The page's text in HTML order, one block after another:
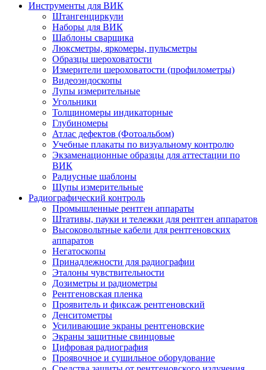
Инструменты для ВИК
Штангенциркули
Наборы для ВИК
Шаблоны сварщика
Люксметры, яркомеры, пульсметры
Образцы шероховатости
Измерители шероховатости (профилометры)
Видеоэндоскопы
Лупы измерительные
Угольники
Толщиномеры индикаторные
Глубиномеры
Атлас дефектов (Фотоальбом)
Учебные плакаты по визуальному контролю
Экзаменационные образцы для аттестации по
ВИК
Радиусные шаблоны
Щупы измерительные
Радиографический контроль
Промышленные рентген аппараты
Штативы, пауки и тележки для рентген аппаратов
Высоковольтные кабели для рентгеновских
аппаратов
Негатоскопы
Принадлежности для радиографии
Эталоны чувствительности
Дозиметры и радиометры
Рентгеновская пленка
Проявитель и фиксаж рентгеновский
Денситометры
Усиливающие экраны рентгеновские
Экраны защитные свинцовые
Цифровая радиография
Проявочное и сушильное оборудование